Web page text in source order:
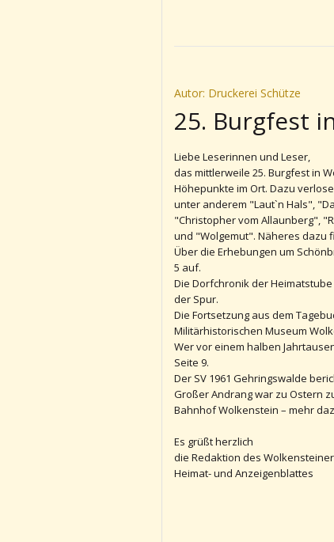
Autor: Druckerei Schütze
25. Burgfest
Liebe Leserinnen und Leser,
das mittlerweile 25. Burgfest in
Höhepunkte im Ort. Dazu
unter anderem "Laut`n Hals",
"Christopher vom Allaunberg",
und "Wolgemut". Näheres dazu
Über die Erhebungen um
5 auf.
Die Dorfchronik der
der Spur.
Die Fortsetzung aus dem
Militärhistorischen Museum
Wer vor einem halben
Seite 9.
Der SV 1961 Gehringswalde
Großer Andrang war zu Ostern
Bahnhof Wolkenstein – mehr
Es grüßt herzlich
die Redaktion des Wolkensteiner
Heimat- und Anzeigenblattes